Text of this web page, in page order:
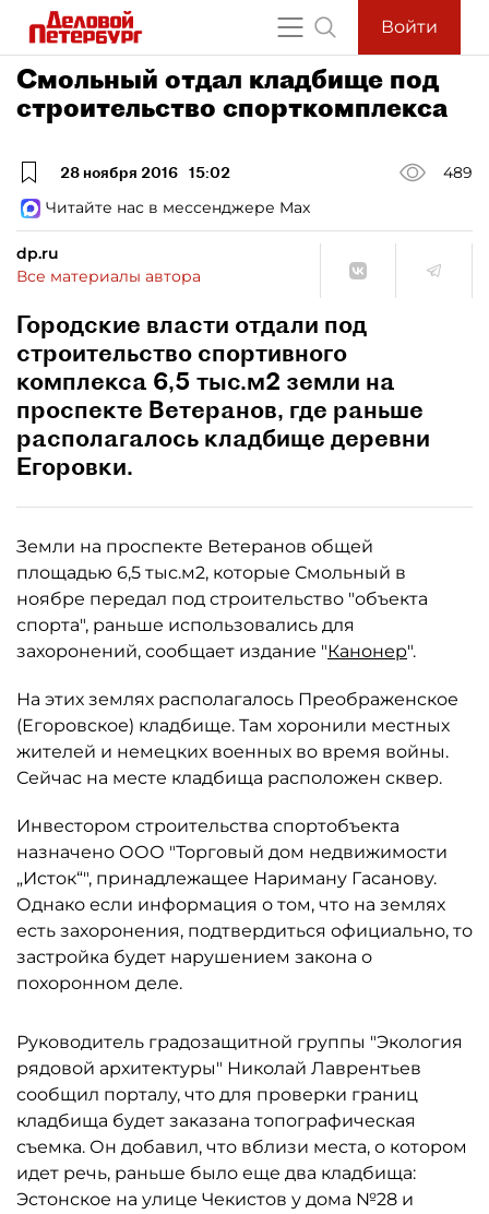
Войти
Смольный отдал кладбище под
строительство спорткомплекса
28 ноября 2016 15:02
489
Читайте нас в мессенджере Max
dp.ru
Все материалы автора
Городские власти отдали под
строительство спортивного
комплекса 6,5 тыс.м2 земли на
проспекте Ветеранов, где раньше
располагалось кладбище деревни
Егоровки.
Земли на проспекте Ветеранов общей
площадью 6,5 тыс.м2, которые Смольный в
ноябре передал под строительство "объекта
спорта", раньше использовались для
захоронений, сообщает издание "Канонер".
На этих землях располагалось Преображенское
(Егоровское) кладбище. Там хоронили местных
жителей и немецких военных во время войны.
Сейчас на месте кладбища расположен сквер.
Инвестором строительства спортобъекта
назначено ООО "Торговый дом недвижимости
„Исток“", принадлежащее Нариману Гасанову.
Однако если информация о том, что на землях
есть захоронения, подтвердиться официально, то
застройка будет нарушением закона о
похоронном деле.
Руководитель градозащитной группы "Экология
рядовой архитектуры" Николай Лаврентьев
сообщил порталу, что для проверки границ
кладбища будет заказана топографическая
съемка. Он добавил, что вблизи места, о котором
идет речь, раньше было еще два кладбища:
Эстонское на улице Чекистов у дома №28 и